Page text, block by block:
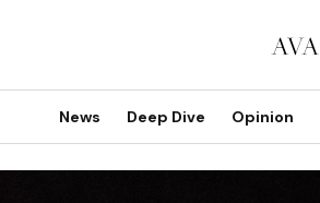
News Deep Dive Opinion